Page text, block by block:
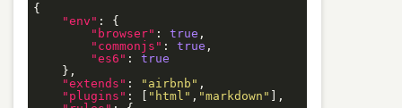
{
"env" : {
"browser" : true ,
"commonjs" : true ,
"es6" : true
    },
"extends" : "airbnb" ,
"plugins" : [ "html" , "markdown"
],